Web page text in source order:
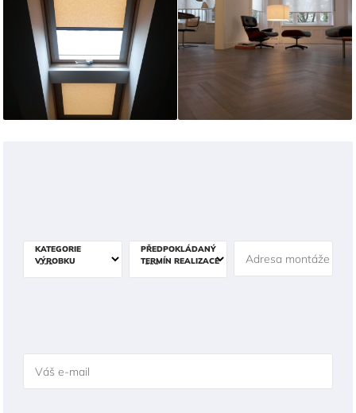
KATEGORIE
VÝROBKU
PŘEDPOKLÁDANÝ
TERMÍN REALIZACE
Adresa montáže
Váš e-mail